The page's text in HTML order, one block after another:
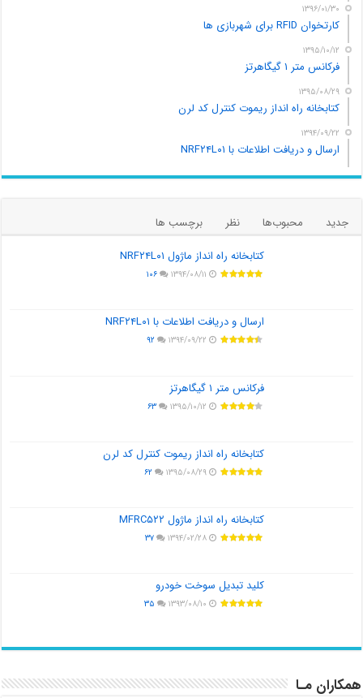
۱۳۹۶/۰۱/۳۰
کارتخوان RFID برای شهربازی ها
۱۳۹۵/۱۰/۱۲
فرکانس متر ۱ گیگاهرتز
۱۳۹۵/۰۸/۲۹
کتابخانه راه انداز ریموت کنترل کد لرن
۱۳۹۴/۰۹/۲۲
ارسال و دریافت اطلاعات با NRF۲۴L۰۱
جدید محبوب‌ها نظر
برچسب ها
کتابخانه راه انداز ماژول NRF۲۴L۰۱
۱۳۹۴/۰۸/۱۱ ۱۰۶
ارسال و دریافت اطلاعات با NRF۲۴L۰۱
۱۳۹۴/۰۹/۲۲ ۹۲
فرکانس متر ۱ گیگاهرتز
۱۳۹۵/۱۰/۱۲ ۶۳
کتابخانه راه انداز ریموت کنترل کد لرن
۱۳۹۵/۰۸/۲۹ ۶۲
کتابخانه راه انداز ماژول MFRC۵۲۲
۱۳۹۴/۰۲/۲۸ ۳۷
کلید تبدیل سوخت خودرو
۱۳۹۳/۰۸/۱۰ ۳۵
همکاران مـا